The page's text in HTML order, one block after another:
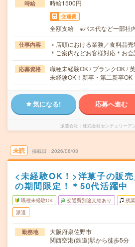
時給 時給1500円
交通費
全額支給 ※バス代など一部社
仕事内容
＜店頭における業務／食料品
＊ご案内などお客様対応＊お
応募資格
職種未経験OK / ブランクOK /
未経験OK！新卒・第二新卒OK
気になる! 応募へ進む
派遣会社 株式会社センチュリーア
未読 掲載日 2026/08/03
<未経験OK！>洋菓子の販
の期間限定！＊50代活躍中
職種未経験OK 交通費別途支給あり 残業
派遣
勤務地
大阪府泉佐野市
関西空港(鉄道)駅から徒歩5分